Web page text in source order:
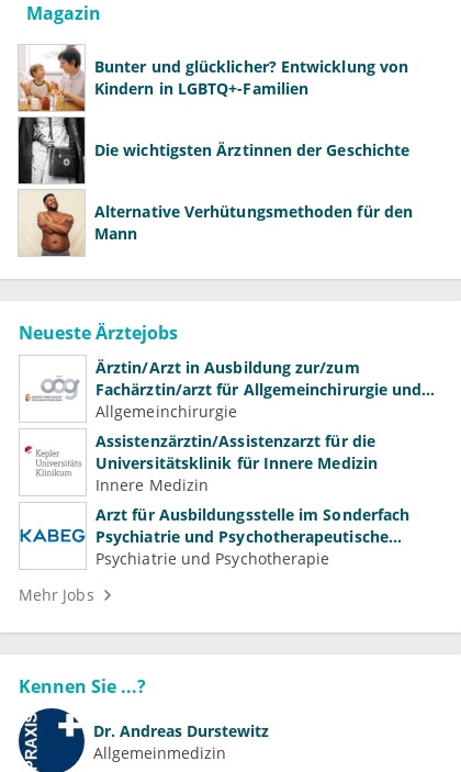
Magazin
Bunter und glücklicher? Entwicklung von
Kindern in LGBTQ+-Familien
Die wichtigsten Ärztinnen der Geschichte
Alternative Verhütungsmethoden für den
Mann
Neueste Ärztejobs
Ärztin/Arzt in Ausbildung zur/zum
Fachärztin/arzt für Allgemeinchirurgie und
Gefäßchirurgie
Allgemeinchirurgie
Assistenzärztin/Assistenzarzt für die
Universitätsklinik für Innere Medizin
Innere Medizin
Arzt für Ausbildungsstelle im Sonderfach
Psychiatrie und Psychotherapeutische
Medizin (m/w/d)
Psychiatrie und Psychotherapie
Mehr Jobs
Kennen Sie ...?
Dr. Andreas Durstewitz
Allgemeinmedizin